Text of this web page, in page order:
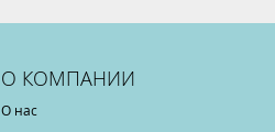
О КОМПАНИИ
О нас